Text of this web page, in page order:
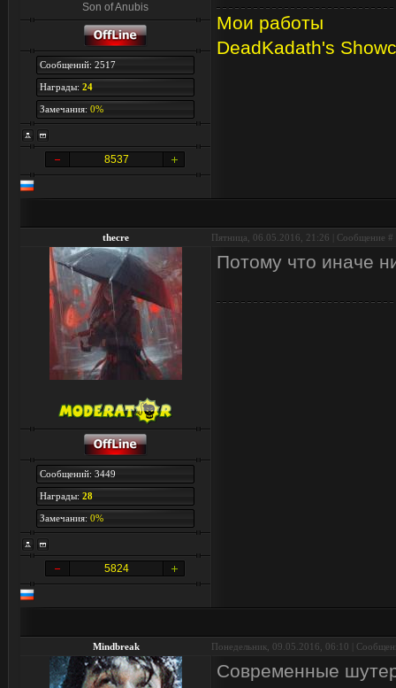
Son of Anubis
Сообщений: 2517
Награды: 24
Замечания: 0%
8537
Мои работы
DeadKadath's
thecre Пятница, 06.05.2016, 21:26 | Сообщение #
Сообщений: 3449
Награды: 28
Замечания: 0%
5824
Потому что иначе
Mindbreak Понедельник, 09.05.2016, 06:10 |
Современные